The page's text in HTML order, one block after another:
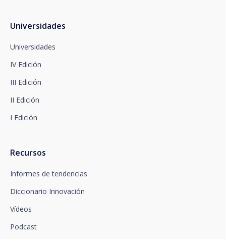
Universidades
Universidades
IV Edición
III Edición
II Edición
I Edición
Recursos
Informes de tendencias
Diccionario Innovación
Vídeos
Podcast
dpo@santalucía.es
reclamación ante la Autoridad de Control
Dispone de información completa sobre protección
apartado de Política de Privacidad, que le
aconsejamos consulte.